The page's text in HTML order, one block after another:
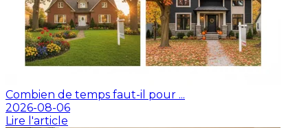
Combien de temps faut-il pour ...
2026-08-06
Lire l'article